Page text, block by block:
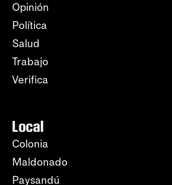
Opinión
Política
Salud
Trabajo
Verifica
Local
Colonia
Maldonado
Paysandú